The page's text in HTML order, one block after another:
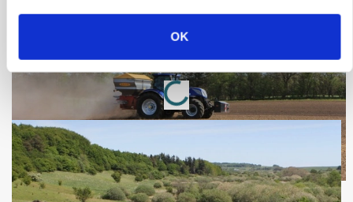
OK
Folketinget behandler ny gødskningslov: Sådan
kan den ændre din bedrift fra 2027
Annonce
Loading...